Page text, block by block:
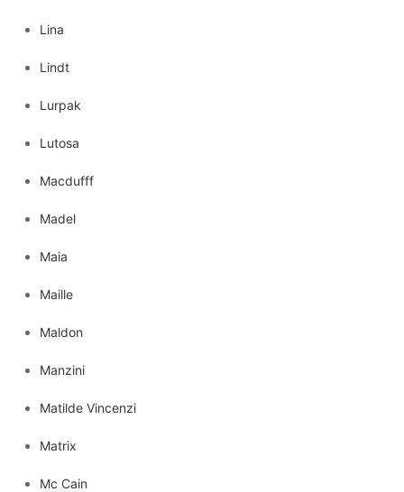
Lina
Lindt
Lurpak
Lutosa
Macdufff
Madel
Maia
Maille
Maldon
Manzini
Matilde Vincenzi
Matrix
Mc Cain